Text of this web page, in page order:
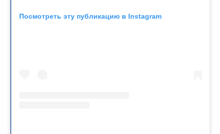
Посмотреть эту публикацию в Instagram